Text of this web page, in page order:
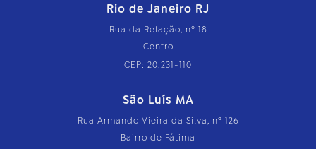
Rio de Janeiro RJ
Rua da Relação, nº 18
Centro
CEP: 20.231-110
São Luís MA
Rua Armando Vieira da Silva, nº 126
Bairro de Fátima